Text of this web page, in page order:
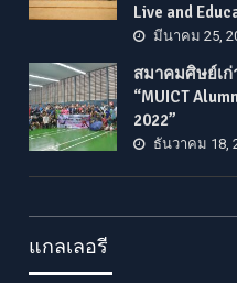
Live and
มีนาคม 25,
สมาคมศิษย์เก่
“MUICT
2022”
ธันวาคม 18,
แกลเลอรี